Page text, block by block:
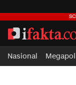
ifakta.co
#pastibenar
Nasional